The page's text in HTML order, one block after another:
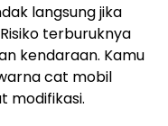
langsung jika
terburuknya
kendaraan. Kamu
cat mobil
modifikasi.